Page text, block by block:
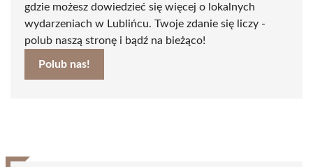
gdzie możesz dowiedzieć się więcej o lokalnych
wydarzeniach w Lublińcu. Twoje zdanie się liczy -
polub naszą stronę i bądź na bieżąco!
Polub nas!